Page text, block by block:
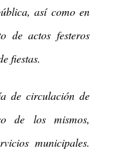
así como en
de actos festeros
fiestas.
de circulación de
de los mismos,
municipales.